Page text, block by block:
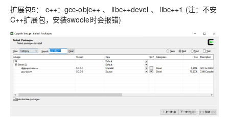
扩展包5： c++：gcc-objc++ 、 libc++devel 、 libc++1 (注：不安
C++扩展包，安装swoole时会报错)